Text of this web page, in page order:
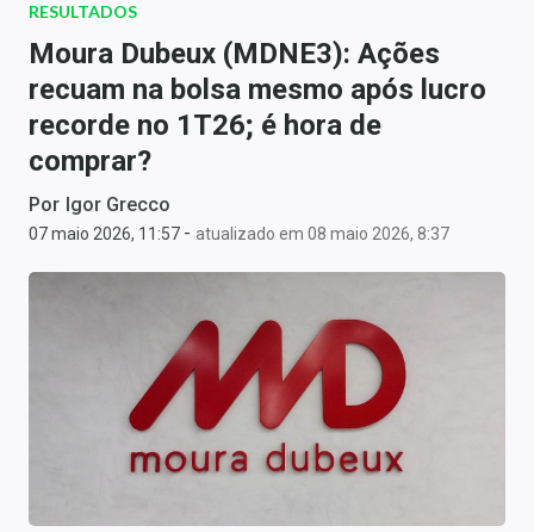
Newsletters
Anuncie
Últimas Notícias
Comprar ou vender?
Carteiras Recomendadas
Central de Dividendos
RESULTADOS
Moura Dubeux (MDNE3): Ações
recuam na bolsa mesmo após lucro
recorde no 1T26; é hora de
comprar?
Por Igor Grecco
07 maio 2026, 11:57 - atualizado em 08 maio 2026, 8:37